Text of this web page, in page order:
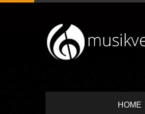
HOME